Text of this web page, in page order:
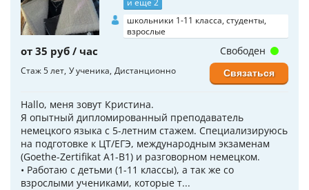
школьники 1-11 класса, студенты,
взрослые
от 35 руб / час
Стаж 5 лет У ученика Дистанционно
Hallo, меня зовут Кристина.
Я опытный дипломированный преподаватель
немецкого языка с 5-летним стажем. Специализируюсь
на подготовке к ЦТ/ЕГЭ, международным экзаменам
(Goethe-Zertifikat A1-B1) и разговорном немецком.
• Работаю с детьми (1-11 классы), а так же со
взрослыми учениками, которые т...
Свободен
Связаться